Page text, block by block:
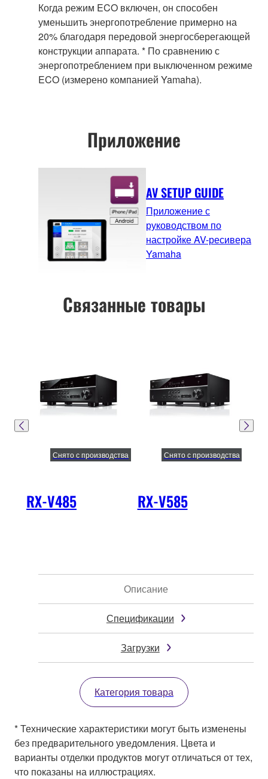
Когда режим ECO включен, он способен
уменьшить энергопотребление примерно на
20% благодаря передовой энергосберегающей
конструкции аппарата. * По сравнению с
энергопотреблением при выключенном режиме
ECO (измерено компанией Yamaha).
Приложение
AV SETUP GUIDE
Приложение с
руководством по
настройке AV-ресивера
Yamaha
Связанные товары
RX-V485
Снято с производства
RX-V585
Снято с производства
Описание
Спецификации
Загрузки
Категория товара
* Технические характеристики могут быть изменены
без предварительного уведомления. Цвета и
варианты отделки продуктов могут отличаться от тех,
что показаны на иллюстрациях.